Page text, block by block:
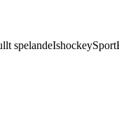
spelandeIshockeySport